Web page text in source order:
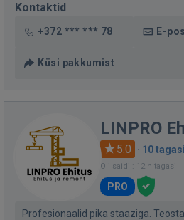
Kontaktid
+372 *** *** 78 E-
Küsi pakkumist
LINPRO
5.0 · 10
Oli saidil: 12 h tagasi
PRO
Profesionaalid pika staaziga.